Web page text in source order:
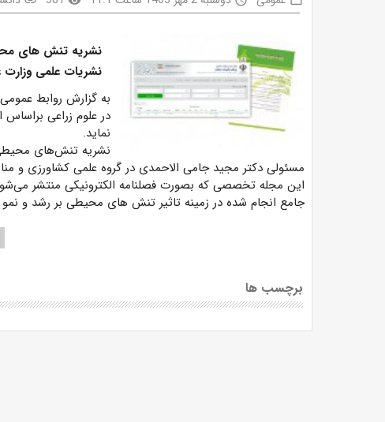
نشریات علمی وزارت
به گزارش روابط
در علوم زراعی
نماید.
نشریه تنش‌های محیطی
مسئولی دکتر مجید جامی الاحمدی در گروه علمی کشاورزی و
این مجله تخصصی که بصورت فصلنامه الکترونیکی منتشر
جامع انجام شده در زمینه تاثیر تنش های محیطی بر رشد و
برچسب ها